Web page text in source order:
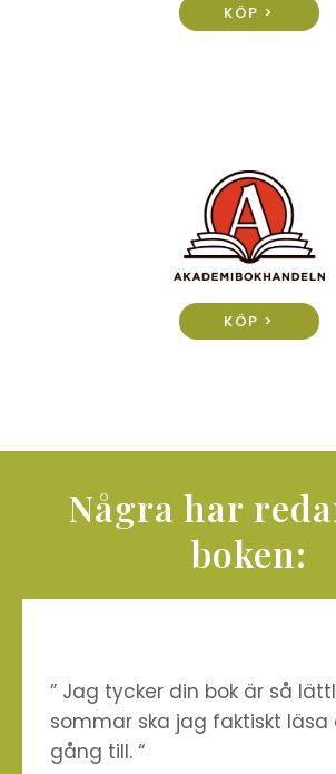
KÖP >
KÖP >
Några har
boken:
” Jag tycker din bok är så
sommar ska jag faktiskt läsa
gång till. “